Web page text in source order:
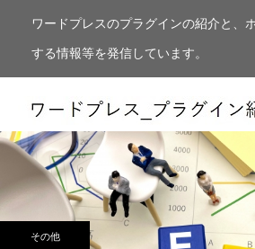
ワードプレスのプラグインの紹介と、
する情報等を発信しています。
その他